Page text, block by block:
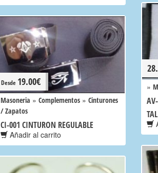
»
Desde 19.00€
Masoneria » Complementos » Cinturones
/ Zapatos
CI-001 CINTURON REGULABLE
Añadir al carrito